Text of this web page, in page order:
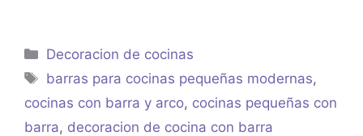
Categorías
Decoracion de cocinas
Etiquetas
barras para cocinas pequeñas modernas,
cocinas con barra y arco, cocinas pequeñas con
barra, decoracion de cocina con barra